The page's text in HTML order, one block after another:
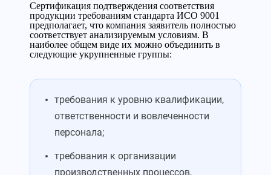
Сертификация подтверждения соответствия
продукции требованиям стандарта ИСО 9001
предполагает, что компания заявитель полностью
соответствует анализируемым условиям. В
наиболее общем виде их можно объединить в
следующие укрупненные группы:
требования к уровню квалификации,
ответственности и вовлеченности
персонала;
требования к организации
производственных процессов,